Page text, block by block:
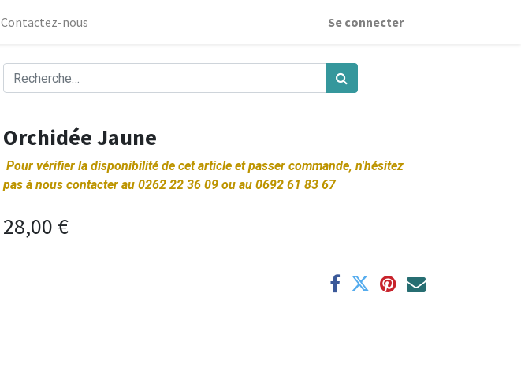
Contactez-nous Se connecter
Orchidée Jaune
Pour vérifier la disponibilité de cet article et passer commande, n'hésitez
pas à nous contacter au 0262 22 36 09 ou au 0692 61 83 67
28,00 €